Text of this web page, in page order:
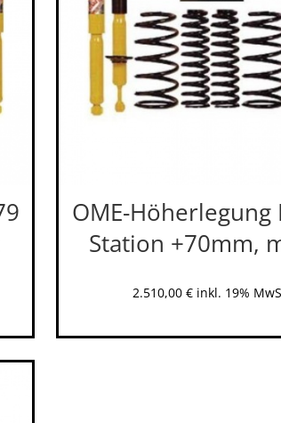
OME-Höherlegung
Station +70mm,
2.510,00 € inkl. 19%